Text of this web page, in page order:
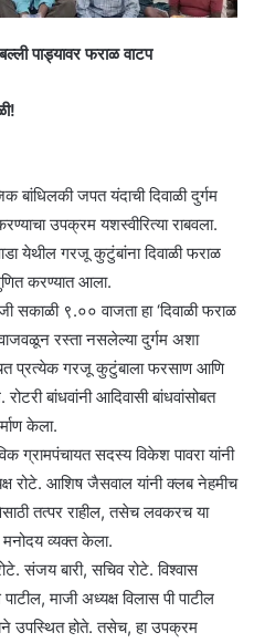
पाड्यावर फराळ वाटप
जपत यंदाची दिवाळी दुर्गम
उपक्रम यशस्वीरित्या राबवला.
येथील गरजू कुटुंबांना दिवाळी फराळ
करण्यात आला.
९.०० वाजता हा ‘दिवाळी फराळ
रस्ता नसलेल्या दुर्गम अशा
प्रत्येक गरजू कुटुंबाला फरसाण आणि
बांधवांनी आदिवासी बांधवांसोबत
केला.
ग्रामपंचायत सदस्य विकेश पावरा यांनी
रोटे. आशिष जैसवाल यांनी क्लब नेहमीच
तत्पर राहील, तसेच लवकरच या
मनोदय व्यक्त केला.
संजय बारी, सचिव रोटे. विश्वास
माजी अध्यक्ष विलास पी पाटील
उपस्थित होते. तसेच, हा उपक्रम